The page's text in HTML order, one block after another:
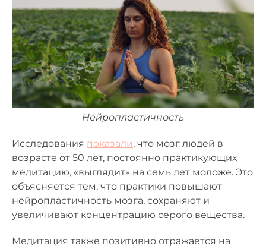
Нейропластичность
Исследования показали, что мозг людей в
возрасте от 50 лет, постоянно практикующих
медитацию, «выглядит» на семь лет моложе. Это
объясняется тем, что практики повышают
нейропластичность мозга, сохраняют и
увеличивают концентрацию серого вещества.
Медитация также позитивно отражается на